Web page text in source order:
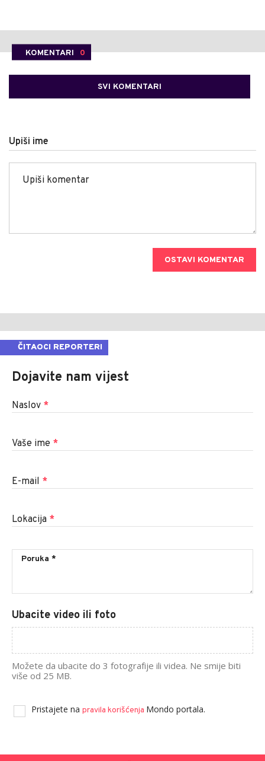
KOMENTARI 0
SVI KOMENTARI
Upiši ime
OSTAVI KOMENTAR
ČITAOCI REPORTERI
Dojavite nam vijest
Naslov *
Vaše ime *
E-mail *
Lokacija *
Ubacite video ili foto
Možete da ubacite do 3 fotografije ili videa. Ne smije biti
više od 25 MB.
Pristajete na pravila korišćenja Mondo portala.